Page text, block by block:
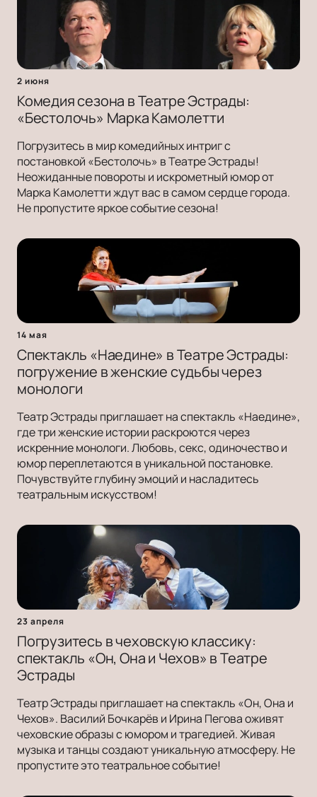
2 июня
Комедия сезона в Театре Эстрады:
«Бестолочь» Марка Камолетти
Погрузитесь в мир комедийных интриг с
постановкой «Бестолочь» в Театре Эстрады!
Неожиданные повороты и искрометный юмор от
Марка Камолетти ждут вас в самом сердце города.
Не пропустите яркое событие сезона!
14 мая
Спектакль «Наедине» в Театре Эстрады:
погружение в женские судьбы через
монологи
Театр Эстрады приглашает на спектакль «Наедине»,
где три женские истории раскроются через
искренние монологи. Любовь, секс, одиночество и
юмор переплетаются в уникальной постановке.
Почувствуйте глубину эмоций и насладитесь
театральным искусством!
23 апреля
Погрузитесь в чеховскую классику:
спектакль «Он, Она и Чехов» в Театре
Эстрады
Театр Эстрады приглашает на спектакль «Он, Она и
Чехов». Василий Бочкарёв и Ирина Пегова оживят
чеховские образы с юмором и трагедией. Живая
музыка и танцы создают уникальную атмосферу. Не
пропустите это театральное событие!